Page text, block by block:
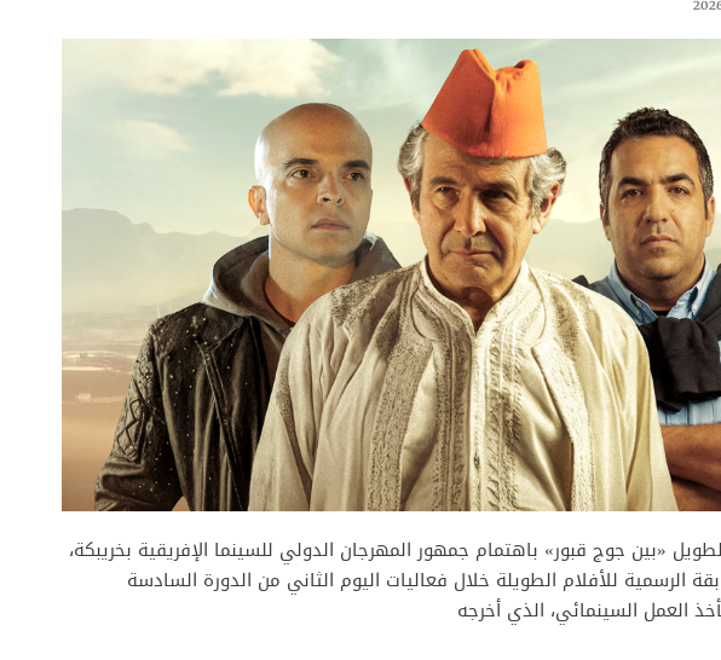
«بين جوج قبور» باهتمام جمهور المهرجان الدولي للسينما الإفريقية بخريبكة،
الرسمية للأفلام الطويلة خلال فعاليات اليوم الثاني من الدورة السادسة
العمل السينمائي، الذي أخرجه